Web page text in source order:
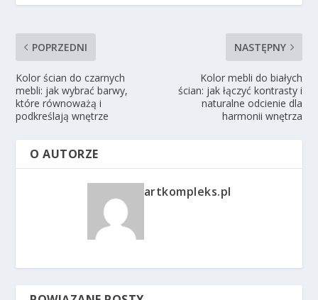
POPRZEDNI
Kolor ścian do czarnych
mebli: jak wybrać barwy,
które równoważą i
podkreślają wnętrze
NASTĘPNY
Kolor mebli do białych
ścian: jak łączyć kontrasty i
naturalne odcienie dla
harmonii wnętrza
O AUTORZE
artkompleks.pl